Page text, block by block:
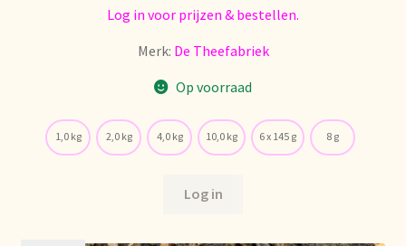
Privacy statement
Log in voor prijzen & bestellen.
Merk: De Theefabriek
Op voorraad
1,0 kg 2,0 kg 4,0 kg 10,0 kg 6 x 145 g 8 g
Log in